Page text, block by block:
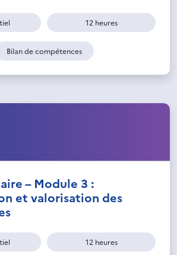
12 heures
Bilan de compétences
– Module 3 :
et valorisation des
12 heures